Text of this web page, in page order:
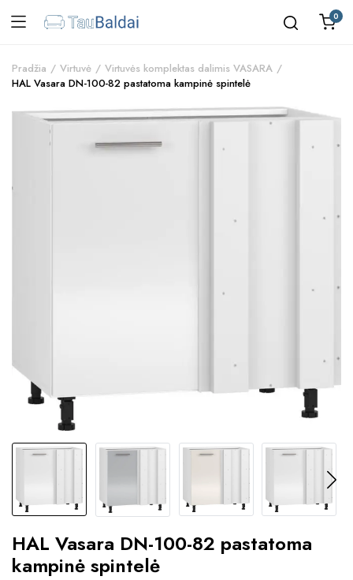
0
Pradžia Virtuvė
Virtuvės komplektas dalimis VASARA
HAL Vasara DN-100-82 pastatoma kampinė spintelė
HAL Vasara DN-100-82 pastatoma
kampinė spintelė